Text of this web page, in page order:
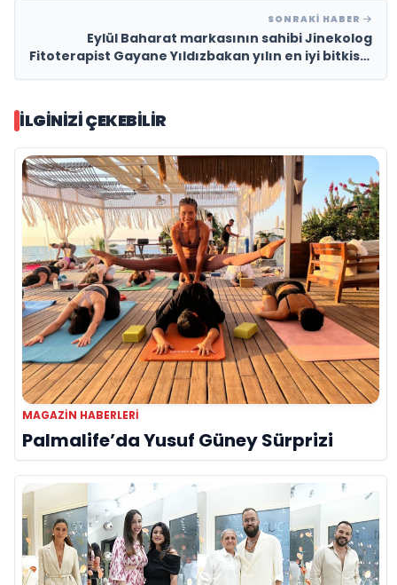
SONRAKI HABER
Eylül Baharat markasının sahibi Jinekolog
Fitoterapist Gayane Yıldızbakan yılın en iyi bitkisel
İLGINIZI ÇEKEBILIR
MAGAZIN HABERLERI
Palmalife’da Yusuf Güney Sürprizi